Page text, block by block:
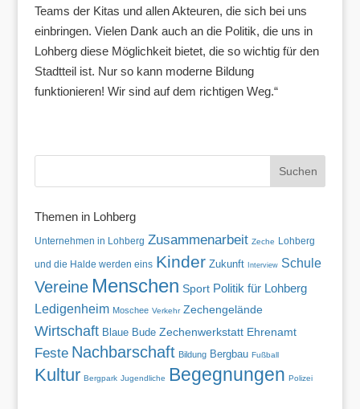
Teams der Kitas und allen Akteuren, die sich bei uns
einbringen. Vielen Dank auch an die Politik, die uns in
Lohberg diese Möglichkeit bietet, die so wichtig für den
Stadtteil ist. Nur so kann moderne Bildung
funktionieren! Wir sind auf dem richtigen Weg.“
Themen in Lohberg
Unternehmen in Lohberg Zusammenarbeit Zeche Lohberg
und die Halde werden eins Kinder Zukunft Interview Schule
Vereine Menschen Sport Politik für Lohberg
Ledigenheim Moschee Verkehr Zechengelände
Wirtschaft Blaue Bude Zechenwerkstatt Ehrenamt
Feste Nachbarschaft Bildung Bergbau Fußball
Kultur Bergpark Jugendliche Begegnungen Polizei